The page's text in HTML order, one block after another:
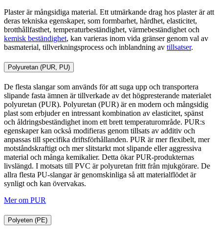
Plaster är mångsidiga material. Ett utmärkande drag hos plaster är att
deras tekniska egenskaper, som formbarhet, hårdhet, elasticitet,
brotthållfasthet, temperaturbeständighet, värmebeständighet och
kemisk beständighet, kan varieras inom vida gränser genom val av
basmaterial, tillverkningsprocess och inblandning av tillsatser.
Polyuretan (PUR, PU)
De flesta slangar som används för att suga upp och transportera
slipande fasta ämnen är tillverkade av det högpresterande materialet
polyuretan (PUR). Polyuretan (PUR) är en modern och mångsidig
plast som erbjuder en intressant kombination av elasticitet, spänst
och åldringsbeständighet inom ett brett temperaturområde. PUR:s
egenskaper kan också modifieras genom tillsats av additiv och
anpassas till specifika driftsförhållanden. PUR är mer flexibelt, mer
motståndskraftigt och mer slitstarkt mot slipande eller aggressiva
material och många kemikalier. Detta ökar PUR-produkternas
livslängd. I motsats till PVC är polyuretan fritt från mjukgörare. De
allra flesta PU-slangar är genomskinliga så att materialflödet är
synligt och kan övervakas.
Mer om PUR
Polyeten (PE)